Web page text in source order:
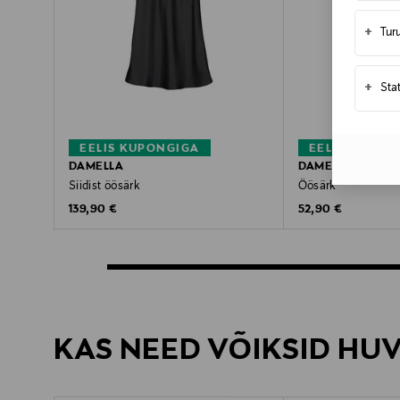
+
+
EELIS KUPONGIGA
DAMELLA
Siidist öösärk
Original Price
139,90 €
EELIS
DAMELLA
Öösärk
Original Price
52,90 €
KAS NEED VÕIKSID